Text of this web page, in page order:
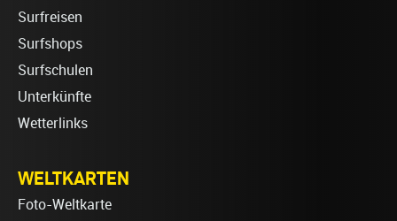
Surfreisen
Surfshops
Surfschulen
Unterkünfte
Wetterlinks
WELTKARTEN
Foto-Weltkarte